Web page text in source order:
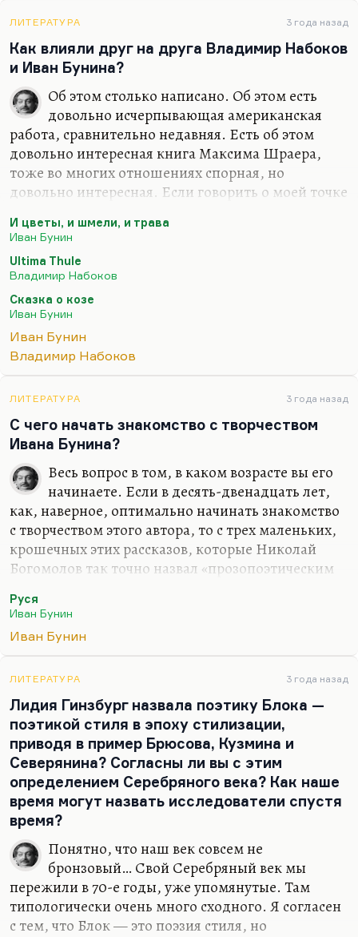
«Уже написан Вертер». Для Бунина — это
действительно антиутопия, это триумф
идиотизма и наглости.
Кстати, я думаю, что до некоторой степени
антиутопией Бунина являются «Темные аллеи», 49
историй о трагической любви.…
ЛИТЕРАТУРА 3 года назад
Как влияли друг на друга Владимир Набоков
и Иван Бунина?
Об этом столько написано. Об этом есть
довольно исчерпывающая американская
работа, сравнительно недавняя. Есть об этом
довольно интересная книга Максима Шраера,
тоже во многих отношениях спорная, но
довольно интересная. Если говорить о моей точке
не правы те, кто подчеркивает враждебность их
взаимоотношений. Все-таки большинство
отзывов о Набокове, которые мы знаем от
Бунина, довольно комплиментарны.
мальчишка выхватил пистолет и уложил всех
стариков, включая меня»
общем… Единственный негативный отзыв
Бунина мы знаем в передаче самого Набокова:
И цветы, и шмели, и трава
Иван Бунин
Ultima Thule
Владимир Набоков
Сказка о козе
Иван Бунин
Иван Бунин
Владимир Набоков
ЛИТЕРАТУРА 3 года назад
С чего начать знакомство с творчеством
Ивана Бунина?
Весь вопрос в том, в каком возрасте вы его
начинаете. Если в десять-двенадцать лет,
как, наверное, оптимально начинать знакомство
с творчеством этого автора, то с трех маленьких,
крошечных этих рассказов, которые Николай
Богомолов так точно назвал «прозопоэтическим
прозы, сколько по концентрации, по степени, по
эмоциональному напряжению это, конечно,
достигает уже высот поэзии. Я говорю о
горбуна», «Красавица», «Первая любовь».
Начните, пожалуй, с «Красавицы». Вот это просто
гениальный рассказ.
Если вы начинаете читать Бунина лет в
пятнадцать-шестнадцать, то, наверное, начните с
рассказа…
Руся
Иван Бунин
Иван Бунин
ЛИТЕРАТУРА 3 года назад
Лидия Гинзбург назвала поэтику Блока —
поэтикой стиля в эпоху стилизации,
приводя в пример Брюсова, Кузмина и
Северянина? Согласны ли вы с этим
определением Серебряного века? Как наше
время могут назвать исследователи спустя
время?
Понятно, что наш век совсем не
бронзовый… Свой Серебряный век мы
пережили в 70-е годы, уже упомянутые. Там
типологически очень много сходного. Я согласен
с тем, что Блок — это поэзия стиля, но